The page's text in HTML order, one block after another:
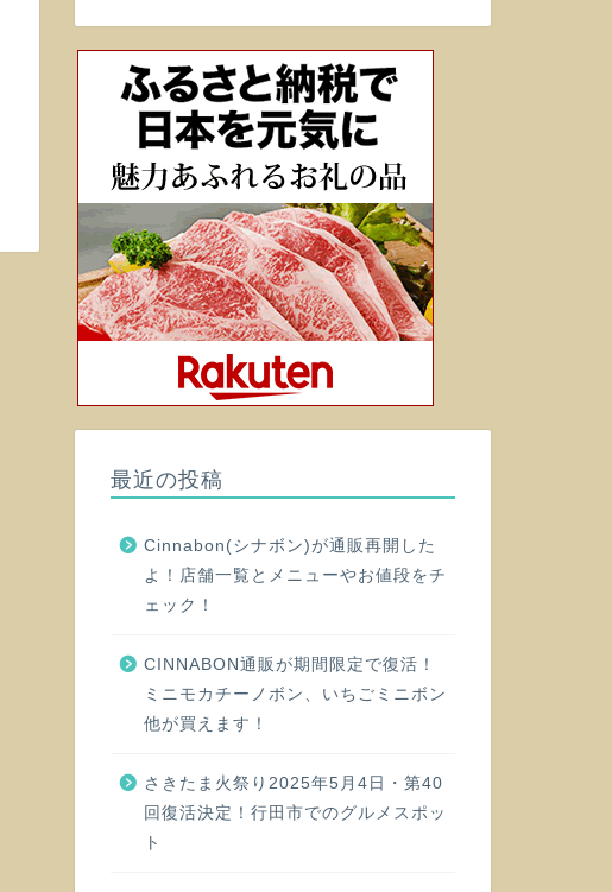
最近の投稿
Cinnabon(シナボン)が通販再開した
よ！店舗一覧とメニューやお値段をチ
ェック！
CINNABON通販が期間限定で復活！
ミニモカチーノボン、いちごミニボン
他が買えます！
さきたま火祭り2025年5月4日・第40
回復活決定！行田市でのグルメスポッ
ト